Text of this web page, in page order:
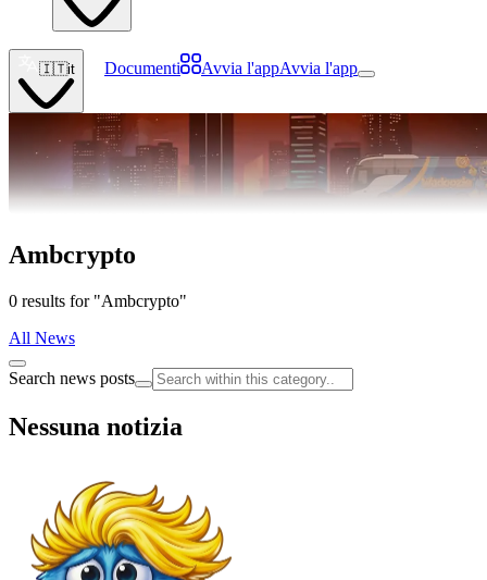
🇮🇹it Documenti Avvia l'appAvvia l'app
Ambcrypto
0 results for "Ambcrypto"
All News
Search news posts
Nessuna notizia